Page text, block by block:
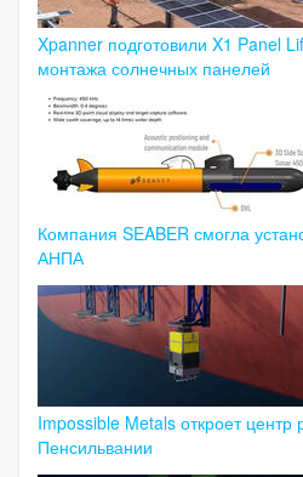
Xpanner подготовили X1 Panel
монтажа солнечных панелей
Компания SEABER смогла
АНПА
Impossible Metals откроет центр
Пенсильвании